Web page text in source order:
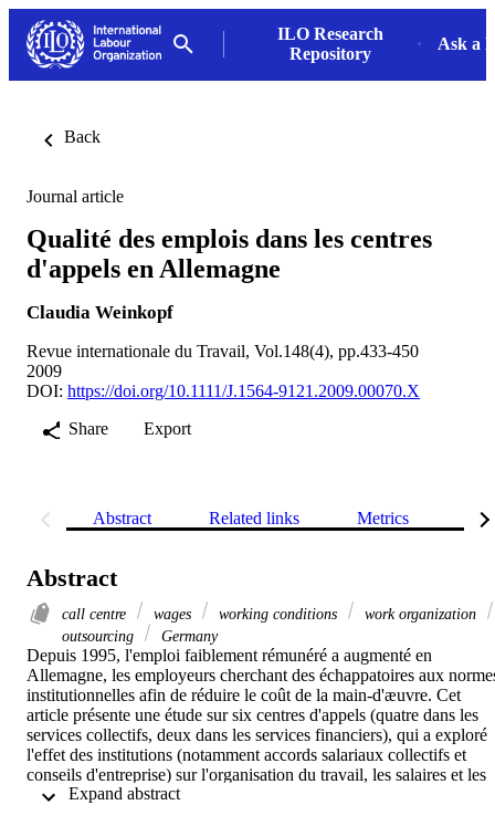
ILO Research
Repository
Ask a
Back
Journal article
Qualité des emplois dans les centres
d'appels en Allemagne
Claudia Weinkopf
Revue internationale du Travail, Vol.148(4), pp.433-450
2009
DOI: https://doi.org/10.1111/J.1564-9121.2009.00070.X
Share
Export
Abstract Related links Metrics
Abstract
call centre wages working conditions
work organization
outsourcing
Germany
Depuis 1995, l'emploi faiblement rémunéré a augmenté en
Allemagne, les employeurs cherchant des échappatoires aux
institutionnelles afin de réduire le coût de la main‐d'æuvre. Cet
article présente une étude sur six centres d'appels (quatre dans les
services collectifs, deux dans les services financiers), qui a exploré
l'effet des institutions (notamment accords salariaux collectifs et
conseils d'entreprise) sur l'organisation du travail, les salaires et les
conditions de travail dans les centres d'appels internes aux